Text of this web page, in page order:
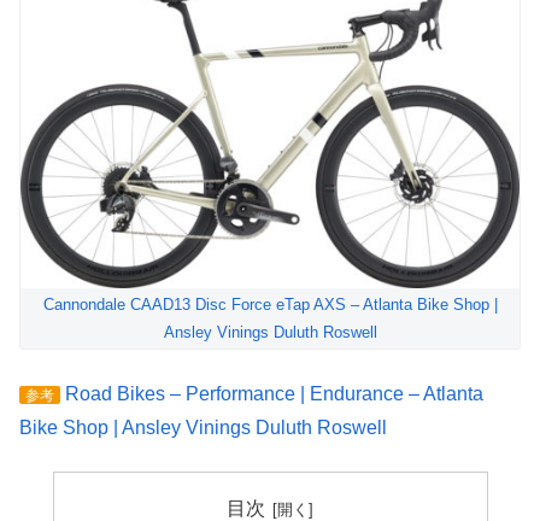
Cannondale CAAD13 Disc Force eTap AXS – Atlanta Bike Shop |
Ansley Vinings Duluth Roswell
参考
Road Bikes – Performance | Endurance – Atlanta
Bike Shop | Ansley Vinings Duluth Roswell
目次